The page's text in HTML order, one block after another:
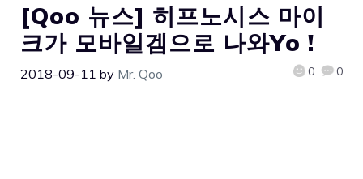
[Qoo 뉴스] 히프노시스 마이
크가 모바일겜으로 나와Yo !
2018-09-11 by Mr. Qoo 0 0